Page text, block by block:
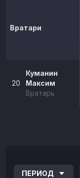
Вратари
20
Куманин
Максим
Вратарь
ПЕРИОД